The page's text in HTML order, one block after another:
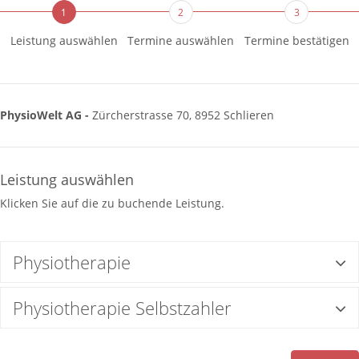
1
Leistung auswählen
2
Termine auswählen
3
Termine bestätigen
PhysioWelt AG - Zürcherstrasse 70, 8952 Schlieren
Leistung auswählen
Klicken Sie auf die zu buchende Leistung.
Physiotherapie
Physiotherapie Selbstzahler